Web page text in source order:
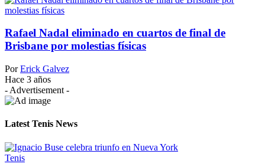
Rafael Nadal eliminado en cuartos de final de
Brisbane por molestias físicas
Por Erick Galvez
Hace 3 años
- Advertisement -
Latest Tenis News
Tenis